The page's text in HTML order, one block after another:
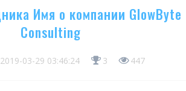
Имя о компании GlowByte
Consulting
2019-03-29 03:46:24 3 447